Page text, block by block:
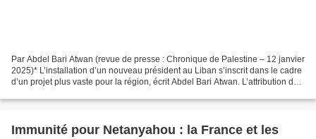
Par Abdel Bari Atwan (revue de presse : Chronique de Palestine – 12 janvier
2025)* L’installation d’un nouveau président au Liban s’inscrit dans le cadre
d’un projet plus vaste pour la région, écrit Abdel Bari Atwan. L’attribution de
Immunité pour Netanyahou : la France et les